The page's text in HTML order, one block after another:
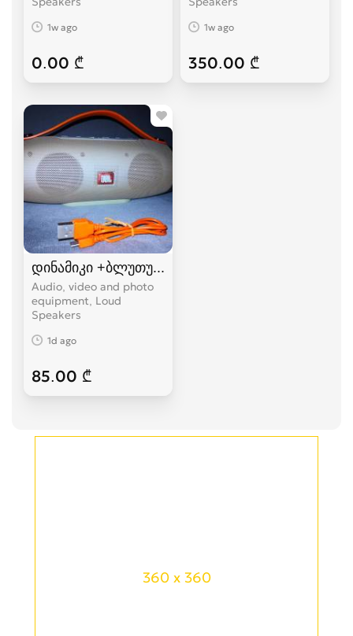
1w ago
0.00 ₾
1w ago
350.00 ₾
დინამიკი +ბლუთუზი+FM+USB.(K5+)
Audio, video and photo
equipment, Loud
Speakers
1d ago
85.00 ₾
360 x 360